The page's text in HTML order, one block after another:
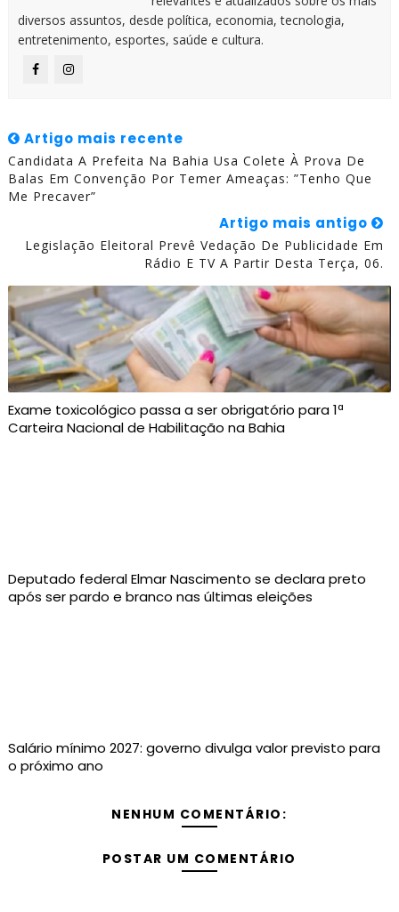
diversos assuntos, desde política, economia, tecnologia,
entretenimento, esportes, saúde e cultura.
Artigo mais recente
Candidata A Prefeita Na Bahia Usa Colete À Prova De
Balas Em Convenção Por Temer Ameaças: ”tenho Que
Me Precaver”
Artigo mais antigo
Legislação Eleitoral Prevê Vedação De Publicidade Em
Rádio E TV A Partir Desta Terça, 06.
Exame toxicológico passa a ser obrigatório para 1ª
Carteira Nacional de Habilitação na Bahia
Deputado federal Elmar Nascimento se declara preto
após ser pardo e branco nas últimas eleições
Salário mínimo 2027: governo divulga valor previsto para
o próximo ano
NENHUM COMENTÁRIO:
POSTAR UM COMENTÁRIO